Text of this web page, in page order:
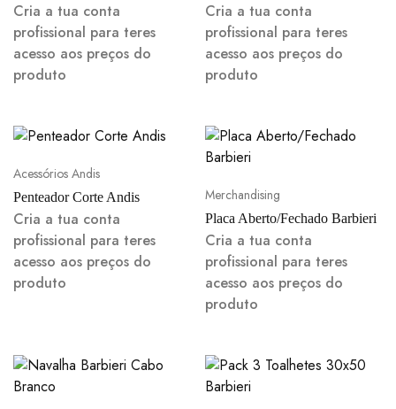
Cria a tua conta
profissional para teres
acesso aos preços do
produto
Cria a tua conta
profissional para teres
acesso aos preços do
produto
Acessórios Andis
Penteador Corte Andis
Cria a tua conta
profissional para teres
acesso aos preços do
produto
Merchandising
Placa Aberto/Fechado Barbieri
Cria a tua conta
profissional para teres
acesso aos preços do
produto